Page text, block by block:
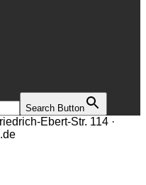
Search Button
Ebert-Str. 114 ·